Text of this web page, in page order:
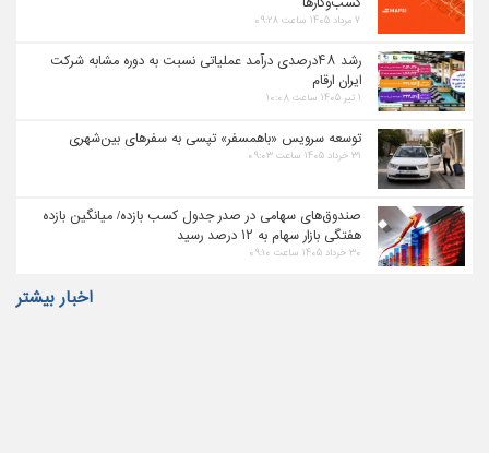
۷ مرداد ۱۴۰۵ ساعت ۰۹:۲۸
رشد ۴۸درصدی درآمد عملیاتی نسبت به دوره مشابه شرکت
ایران ارقام
۱ تیر ۱۴۰۵ ساعت ۱۰:۰۸
توسعه سرویس «باهمسفر» تپسی به سفرهای بین‌شهری
۳۱ خرداد ۱۴۰۵ ساعت ۰۹:۰۳
صندوق‌های سهامی در صدر جدول کسب بازده/ میانگین بازده
هفتگی بازار سهام به ۱۲ درصد رسید
۳۰ خرداد ۱۴۰۵ ساعت ۰۹:۱۰
اخبار بیشتر